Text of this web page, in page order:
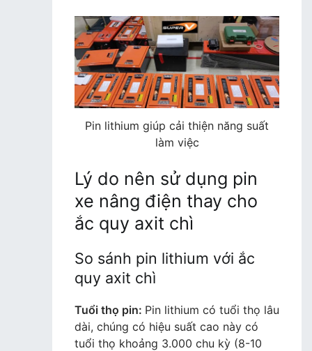
Pin lithium giúp cải thiện năng suất
làm việc
Lý do nên sử dụng pin
xe nâng điện thay cho
ắc quy axit chì
So sánh pin lithium với ắc
quy axit chì
Tuổi thọ pin: Pin lithium có tuổi thọ lâu
dài, chúng có hiệu suất cao này có
tuổi thọ khoảng 3.000 chu kỳ (8-10